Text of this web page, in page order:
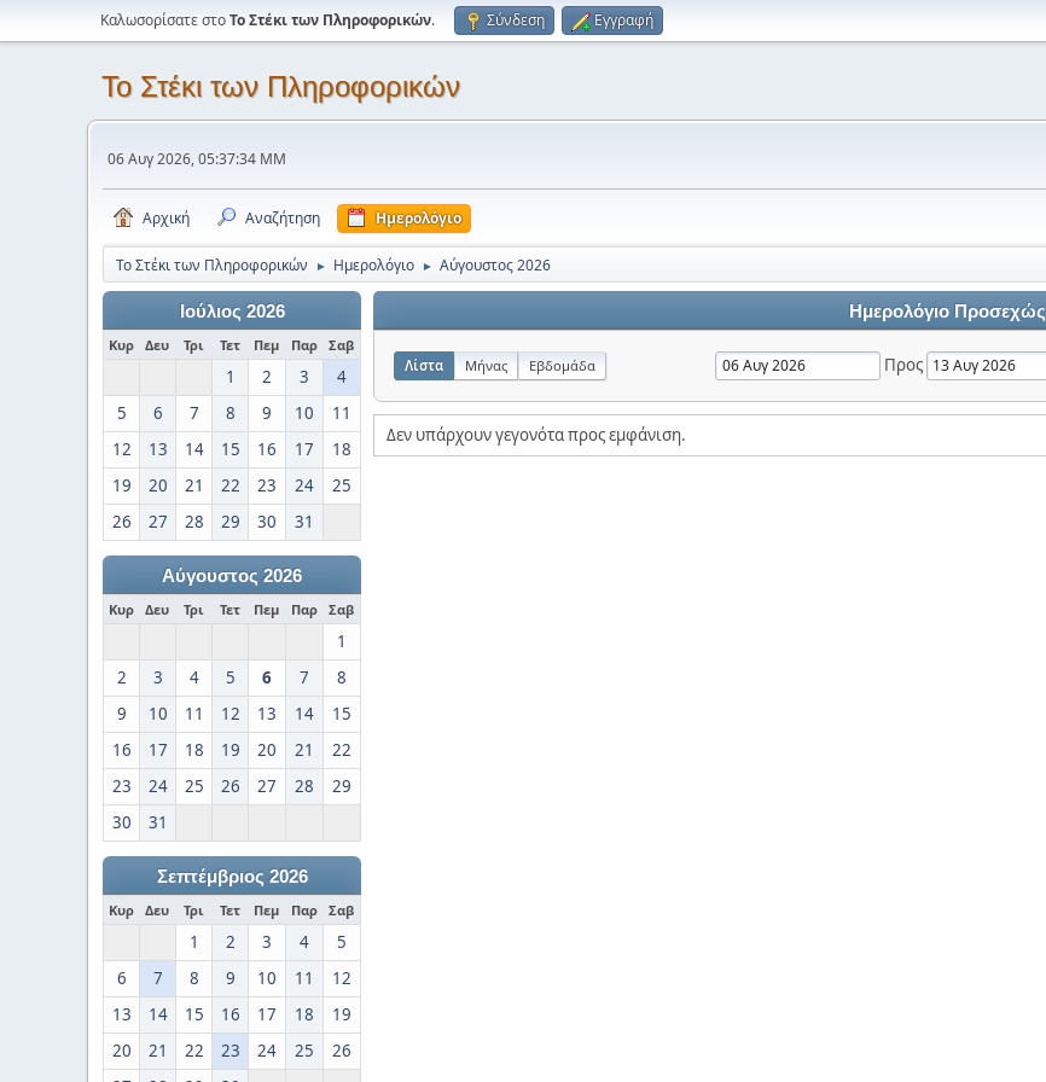
Καλωσορίσατε στοΤο Στέκι των Πληροφορικών. Σύνδεση Εγγραφή
Το Στέκι των Πληροφορικών
06 Αυγ 2026, 05:37:34 ΜΜ
Αρχική Αναζήτηση Ημερολόγιο
Το Στέκι των Πληροφορικών ► Ημερολόγιο ► Αύγουστος 2026
Ιούλιος 2026
Κυρ Δευ Τρι Τετ Πεμ Παρ Σαβ
1 2 3
4
5
6 7 8 9 10
11
12
13 14 15 16 17
18
19
20 21 22 23 24
25
26
27 28 29 30 31
Αύγουστος 2026
Κυρ Δευ Τρι Τετ Πεμ Παρ Σαβ
1
2
3 4 5 6 7
8
9
10 11 12 13 14
15
16
17 18 19 20 21
22
23
24 25 26 27 28
29
30
31
Σεπτέμβριος 2026
Κυρ Δευ Τρι Τετ Πεμ Παρ Σαβ
1 2 3 4
5
6
7 8 9 10 11
12
13
14 15 16 17 18
19
20
21 22 23 24 25
26
Ημερολόγιο Προσεχώς
Λίστα Μήνας Εβδομάδα Προς
Δεν υπάρχουν γεγονότα προς εμφάνιση.